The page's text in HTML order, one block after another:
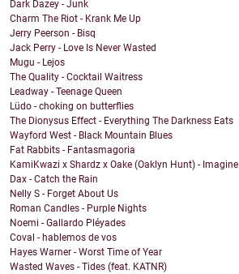
Dark Dazey - Junk
Charm The Riot - Krank Me Up
Jerry Peerson - Bisq
Jack Perry - Love Is Never Wasted
Mugu - Lejos
The Quality - Cocktail Waitress
Leadway - Teenage Queen
Lüdo - choking on butterflies
The Dionysus Effect - Everything The Darkness Eats
Wayford West - Black Mountain Blues
Fat Rabbits - Fantasmagoria
KamiKwazi x Shardz x Oake (Oaklyn Hunt) - Imagine
Dax - Catch the Rain
Nelly S - Forget About Us
Roman Candles - Purple Nights
Noemi - Gallardo Pléyades
Coval - hablemos de vos
Hayes Warner - Worst Time of Year
Wasted Waves - Tides (feat. KATNR)